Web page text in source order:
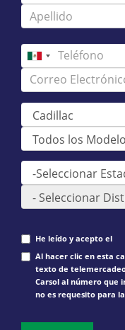
He leído y acepto el
Al hacer clic en esta
texto de
Carsol al número que
no es requesito para